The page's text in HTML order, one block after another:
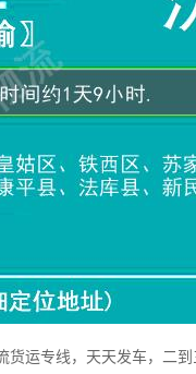
运专线，天天发车，二